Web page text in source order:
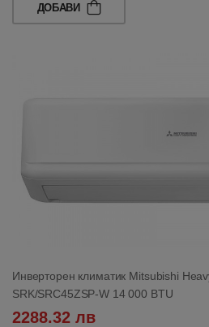
ДОБАВИ
Инверторен климатик Mitsubishi
SRK/SRC45ZSP-W 14 000 BTU
2288.32 лв